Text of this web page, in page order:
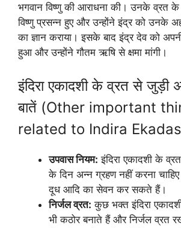
भगवान विष्णु की आराधना की। उनके व्रत के
विष्णु प्रसन्न हुए और उन्होंने इंद्र को उनके
का ज्ञान कराया। इसके बाद इंद्र देव को
हुआ और उन्होंने गौतम ऋषि से क्षमा मांगी।
इंदिरा एकादशी के व्रत से जुड़ी
बातें (Other important
related to Indira
उपवास नियम: इंदिरा एकादशी के
के दिन अन्न ग्रहण नहीं करना
दूध आदि का सेवन कर सकते हैं।
निर्जल व्रत: कुछ भक्त इंदिरा
भी कठोर बनाते हैं और निर्जल व्रत